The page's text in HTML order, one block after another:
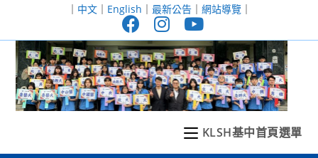
至
｜ 中文｜ English ｜ 最新公告｜ 網站導覽｜
KLSH基中首頁選單